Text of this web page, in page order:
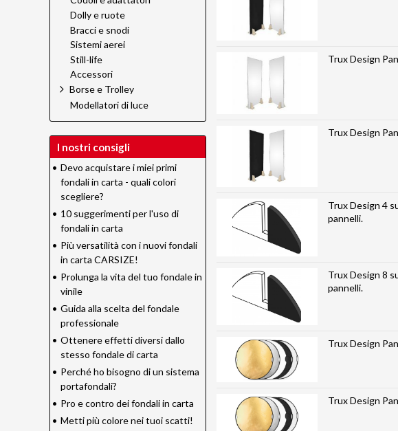
Trux Design
Trux Design 4 supporti
pannelli.
Trux Design 8
pannelli.
Trux Design
Trux Design
Dolly e ruote
Bracci e snodi
Sistemi aerei
Still-life
Accessori
Borse e Trolley
Modellatori di luce
I nostri consigli
• Devo acquistare i miei primi
fondali in carta - quali colori
scegliere?
• 10 suggerimenti per l'uso di
fondali in carta
• Più versatilità con i nuovi fondali
in carta CARSIZE!
• Prolunga la vita del tuo fondale in
vinile
• Guida alla scelta del fondale
professionale
• Ottenere effetti diversi dallo
stesso fondale di carta
• Perché ho bisogno di un sistema
portafondali?
• Pro e contro dei fondali in carta
• Metti più colore nei tuoi scatti!